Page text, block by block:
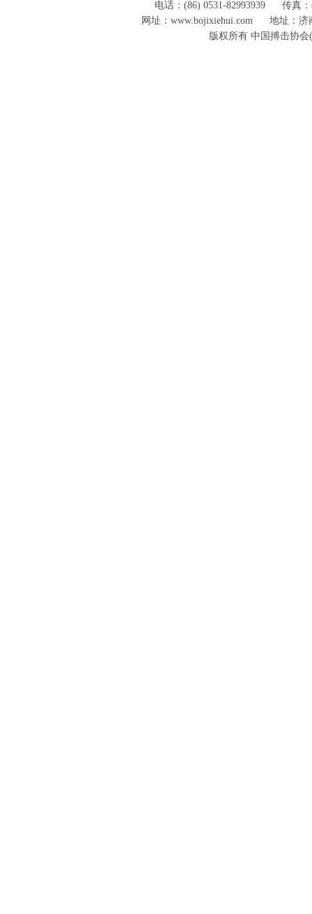
电话：(86) 0531-82993939
传真
网址：www.bojixiehui.com
地址：济
版权所有 中国搏击协会